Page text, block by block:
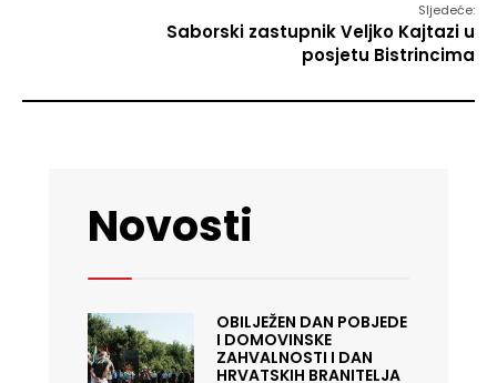
Sljedeće:
Saborski zastupnik Veljko Kajtazi u
posjetu Bistrincima
Novosti
OBILJEŽEN DAN POBJEDE
I DOMOVINSKE
ZAHVALNOSTI I DAN
HRVATSKIH BRANITELJA